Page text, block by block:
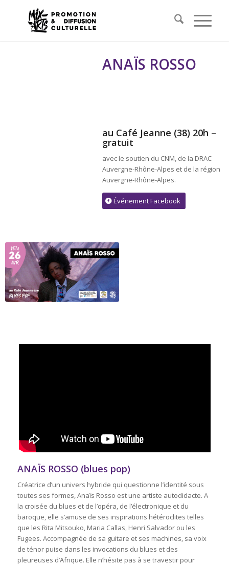
ANAÏS ROSSO
au Café Jeanne (38) 20h –
gratuit
avec le soutien du CNM, de la DRAC
Auvergne-Rhône-Alpes et de la région
Auvergne-Rhône-Alpes.
Événement Facebook
ANAÏS ROSSO (blues pop)
Créatrice d’un univers hybride qui questionne l’identité sous
toutes ses formes, Anaïs Rosso est une artiste autodidacte. A
la croisée du blues et de l’opéra, de l’électronique et du
baroque, elle s’amuse de ses inspirations hétéroclites telles
que les Rita Mitsouko, Maria Callas, Henri Salvador ou les
Fugees. Accompagnée de sa guitare et ses machines, sa voix
de ténor puise dans les invocations du blues et des
pleureuses d’Afrique. Elle n’hésite pas à se travestir pour